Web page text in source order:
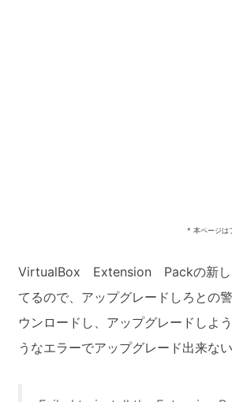
* 本ページは
VirtualBox Extension Packの新し
てるので、アップグレードしろとの
ウンロードし、アップグレードしよ
うなエラーでアップグレード出来ない